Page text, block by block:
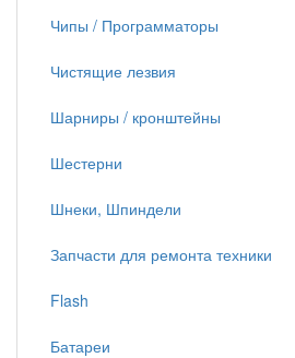
Чипы / Программаторы
Чистящие лезвия
Шарниры / кронштейны
Шестерни
Шнеки, Шпиндели
Запчасти для ремонта техники
Flash
Батареи